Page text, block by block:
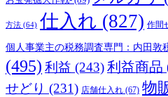
方法 (64) 仕入れ (827) 作間
個人事業主の税務調査専門：内田敦
(495) 利益 (243)利益商品
せどり (231) 店舗仕入れ (67) 物